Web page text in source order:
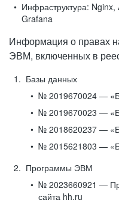
Инфраструктура: Nginx,
Grafana
Информация о правах
ЭВМ, включенных в
Базы данных
№ 2019670024 —
№ 2019670023 —
№ 2018620237 —
№ 2015621803 —
Программы ЭВМ
№ 2023660921 —
сайта hh.ru